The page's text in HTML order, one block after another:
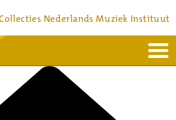
Nederlands Muziek Instituut